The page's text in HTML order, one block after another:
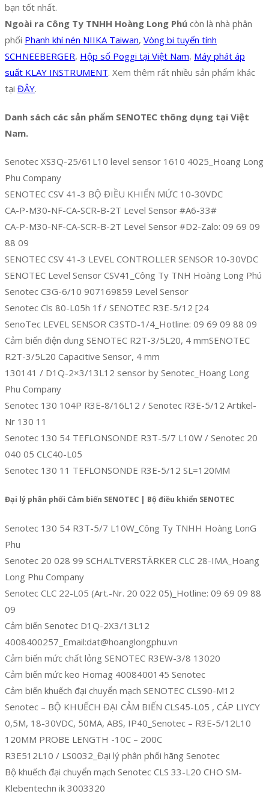
bạn tốt nhất.
Ngoài ra Công Ty TNHH Hoàng Long Phú còn là nhà phân
phối Phanh khí nén NIIKA Taiwan, Vòng bi tuyến tính
SCHNEEBERGER, Hộp số Poggi tại Việt Nam, Máy phát áp
suất KLAY INSTRUMENT. Xem thêm rất nhiều sản phẩm khác
tại ĐÂY.
Danh sách các sản phẩm SENOTEC thông dụng tại Việt
Nam.
Senotec XS3Q-25/61L10 level sensor 1610 4025_Hoang Long
Phu Company
SENOTEC CSV 41-3 BỘ ĐIỀU KHIỂN MỨC 10-30VDC
CA-P-M30-NF-CA-SCR-B-2T Level Sensor #A6-33#
CA-P-M30-NF-CA-SCR-B-2T Level Sensor #D2-Zalo: 09 69 09
88 09
SENOTEC CSV 41-3 LEVEL CONTROLLER SENSOR 10-30VDC
SENOTEC Level Sensor CSV41_Công Ty TNH Hoàng Long Phú
Senotec C3G-6/10 907169859 Level Sensor
Senotec Cls 80-L05h 1f / SENOTEC R3E-5/12 [24
SenoTec LEVEL SENSOR C3STD-1/4_Hotline: 09 69 09 88 09
Cảm biến điện dung SENOTEC R2T-3/5L20, 4 mmSENOTEC
R2T-3/5L20 Capacitive Sensor, 4 mm
130141 / D1Q-2×3/13L12 sensor by Senotec_Hoang Long
Phu Company
Senotec 130 104P R3E-8/16L12 / Senotec R3E-5/12 Artikel-
Nr 130 11
Senotec 130 54 TEFLONSONDE R3T-5/7 L10W / Senotec 20
040 05 CLC40-L05
Senotec 130 11 TEFLONSONDE R3E-5/12 SL=120MM
Đại lý phân phối Cảm biến SENOTEC | Bộ điều khiển SENOTEC
Senotec 130 54 R3T-5/7 L10W_Công Ty TNHH Hoàng LonG
Phu
Senotec 20 028 99 SCHALTVERSTÄRKER CLC 28-IMA_Hoang
Long Phu Company
Senotec CLC 22-L05 (Art.-Nr. 20 022 05)_Hotline: 09 69 09 88
09
Cảm biến Senotec D1Q-2X3/13L12
4008400257_Email:dat@hoanglongphu.vn
Cảm biến mức chất lỏng SENOTEC R3EW-3/8 13020
Cảm biến mức keo Homag 4008400145 Senotec
Cảm biến khuếch đại chuyển mạch SENOTEC CLS90-M12
Senotec – BỘ KHUẾCH ĐẠI CẢM BIẾN CLS45-L05 , CÁP LIYCY
0,5M, 18-30VDC, 50MA, ABS, IP40_Senotec – R3E-5/12L10
120MM PROBE LENGTH -10C – 200C
R3E512L10 / LS0032_Đại lý phân phối hãng Senotec
Bộ khuếch đại chuyển mạch Senotec CLS 33-L20 CHO SM-
Klebentechn ik 3003320